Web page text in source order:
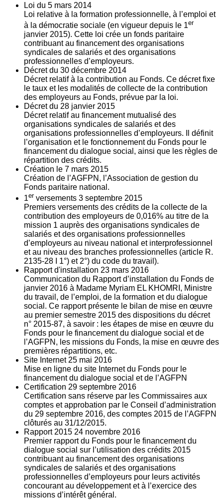
Loi du 5 mars 2014
Loi relative à la formation professionnelle, à l’emploi et
à la démocratie sociale (en vigueur depuis le 1er
janvier 2015). Cette loi crée un fonds paritaire
contribuant au financement des organisations
syndicales de salariés et des organisations
professionnelles d’employeurs.
Décret du 30 décembre 2014
Décret relatif à la contribution au Fonds. Ce décret fixe
le taux et les modalités de collecte de la contribution
des employeurs au Fonds, prévue par la loi.
Décret du 28 janvier 2015
Décret relatif au financement mutualisé des
organisations syndicales de salariés et des
organisations professionnelles d’employeurs. Il définit
l’organisation et le fonctionnement du Fonds pour le
financement du dialogue social, ainsi que les règles de
répartition des crédits.
Création le 7 mars 2015
Création de l’AGFPN, l’Association de gestion du
Fonds paritaire national.
1er versements 3 septembre 2015
Premiers versements des crédits de la collecte de la
contribution des employeurs de 0,016% au titre de la
mission 1 auprès des organisations syndicales de
salariés et des organisations professionnelles
d’employeurs au niveau national et interprofessionnel
et au niveau des branches professionnelles (article R.
2135‐28 I 1°) et 2°) du code du travail).
Rapport d'installation 23 mars 2016
Communication du Rapport d’installation du Fonds de
janvier 2016 à Madame Myriam EL KHOMRI, Ministre
du travail, de l’emploi, de la formation et du dialogue
social. Ce rapport présente le bilan de mise en œuvre
au premier semestre 2015 des dispositions du décret
n° 2015-87, à savoir : les étapes de mise en œuvre du
Fonds pour le financement du dialogue social et de
l’AGFPN, les missions du Fonds, la mise en œuvre des
premières répartitions, etc.
Site Internet 25 mai 2016
Mise en ligne du site Internet du Fonds pour le
financement du dialogue social et de l’AGFPN
Certification 29 septembre 2016
Certification sans réserve par les Commissaires aux
comptes et approbation par le Conseil d’administration
du 29 septembre 2016, des comptes 2015 de l’AGFPN
clôturés au 31/12/2015.
Rapport 2015 24 novembre 2016
Premier rapport du Fonds pour le financement du
dialogue social sur l’utilisation des crédits 2015
contribuant au financement des organisations
syndicales de salariés et des organisations
professionnelles d’employeurs pour leurs activités
concourant au développement et à l’exercice des
missions d’intérêt général.